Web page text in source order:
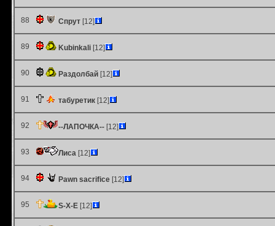
88 Спрут [12]
89 Kubinkali [12]
90 Раздолбай [12]
91 табуретик [12]
92 --ЛАПОЧКА-- [12]
93 Лиса [12]
94 Pawn sacrifice [12]
95 S-X-E [12]